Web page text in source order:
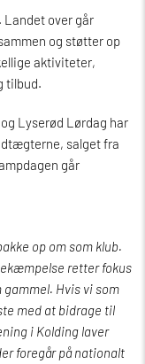
Landet over går
og støtter op
aktiviteter,
tilbud.
Lyserød Lørdag har
salget fra
går
op om som klub.
retter fokus
gammel. Hvis vi som
med at bidrage til
i Kolding laver
foregår på nationalt